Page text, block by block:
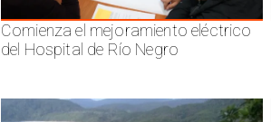
Comienza el mejoramiento eléctrico
del Hospital de Río Negro